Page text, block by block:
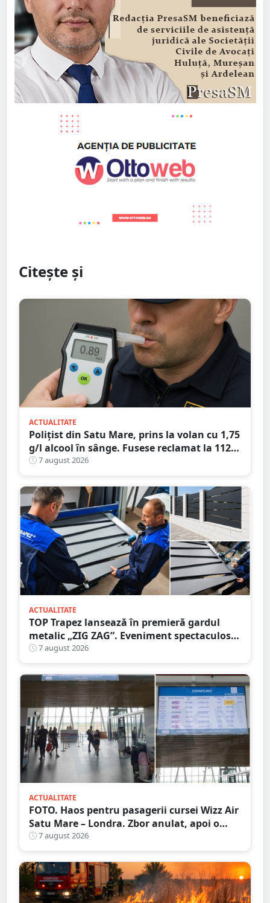
Citește și
ACTUALITATE
Polițist din Satu Mare, prins la volan cu 1,75
g/l alcool în sânge. Fusese reclamat la 112
că circula pe contrasens
7 august 2026
ACTUALITATE
TOP Trapez lansează în premieră gardul
metalic „ZIG ZAG”. Eveniment spectaculos
în Grădina Romei
7 august 2026
ACTUALITATE
FOTO. Haos pentru pasagerii cursei Wizz Air
Satu Mare – Londra. Zbor anulat, apoi o
nouă întârziere. Fără explicații clare
7 august 2026